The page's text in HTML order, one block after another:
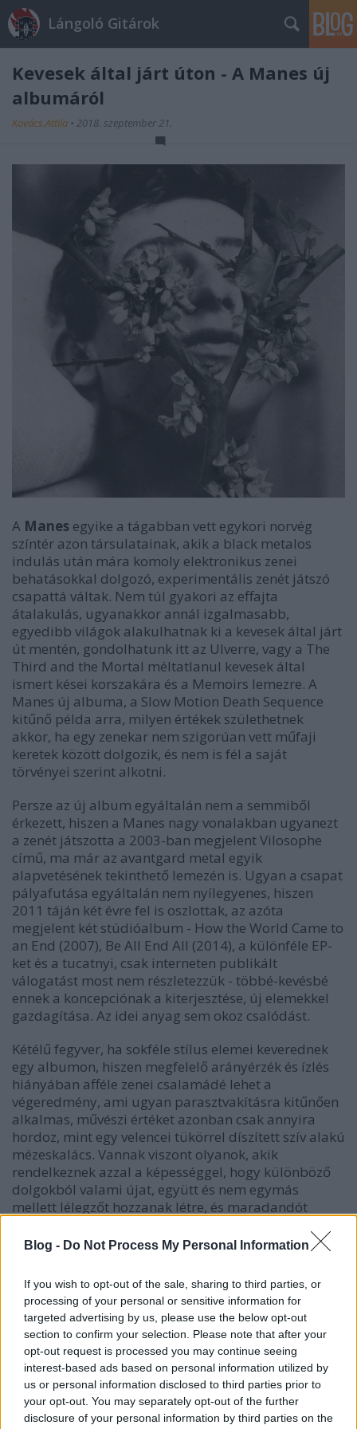
Blog - Do Not Process My Personal Information
If you wish to opt-out of the sale, sharing to third parties, or
processing of your personal or sensitive information for
targeted advertising by us, please use the below opt-out
section to confirm your selection. Please note that after your
opt-out request is processed you may continue seeing
interest-based ads based on personal information utilized by
us or personal information disclosed to third parties prior to
your opt-out. You may separately opt-out of the further
disclosure of your personal information by third parties on the
Lángoló Gitárok
Kevesek által járt úton - A Manes új
albumáról
Kovács.Attila • 2018. szeptember 21.
A Manes egyike a tágabban vett egykori norvég
színtér azon társulatainak, akik a black metalos
indulás után mára komoly elektronikus zenei
behatásokkal dolgozó, experimentális zenét játszó
csapattá váltak. Nem túl gyakori az effajta
átalakulás, ugyanakkor annál izgalmasabb,
egyedibb világok alakulhatnak ki a kevesek által járt
út mentén, gondolhatunk itt az Ulverre, vagy a The
Third and the Mortal méltatlanul kevesek által
ismert kései korszakára és a Memoirs lemezre. A
Manes új albuma, a Slow Motion Death Sequence
kitűnő példa arra, milyen értékek születhetnek
akkor, ha egy zenekar nem szigorúan vett műfaji
keretek között dolgozik, és nem is fél a saját
törvényei szerint alkotni.
Persze az új album egyáltalán nem a semmiből
érkezett, hiszen a Manes nagy vonalakban ugyanezt
a zenét játszotta a 2003-ban megjelent Vilosophe
című, ma már az avantgard metal egyik
alapvetésének tekinthető lemezén is. Ugyan a csapat
pályafutása egyáltalán nem nyílegyenes, hiszen
2011 táján két évre fel is oszlottak, az azóta
megjelent két stúdióalbum - How the World Came to
an End (2007), Be All End All (2014), a különféle EP-
ket és a tucatnyi, csak interneten publikált
válogatást most nem részletezzük - többé-kevésbé
ennek a koncepciónak a kiterjesztése, új elemekkel
gazdagítása. Az idei anyag sem okoz csalódást.
Kétélű fegyver, ha sokféle stílus elemei keverednek
egy albumon, hiszen megfelelő arányérzék és ízlés
hiányában afféle zenei csalamádé lehet a
végeredmény, ami ugyan parasztvakításra kitűnően
alkalmas, művészi értéket azonban csak annyira
hordoz, mint egy velencei tükörrel díszített szív alakú
mézeskalács. Vannak viszont olyanok, akik
rendelkeznek azzal a képességgel, hogy különböző
dolgokból valami újat, együtt és nem egymás
mellett lélegzőt hozzanak létre, és maradandót
A Slow Motion Death Sequence szerencsére az
utóbbi kategóriába tartozik: a változatos
hangszerelésű, sokféle stílusjegyet magán hordozó
album dalait hallgatva egy pillanatig sem éreztem
azt, hogy öncélú zenei kirakodóvásár tanúja vagyok.
A kilenc szerzeményben éppúgy felfedezhetjük a
különféle elektronikus, indusztriális műfajok, mint a
rock és a metál hatását, de jazzes, pszichedelikus
elemek is felüthetik a fejüket, akár egy dalon belül
is. Itt ugyanis egyetlen hang sem cél, kizárólag